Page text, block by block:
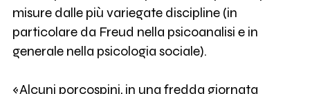
misure dalle più variegate discipline (in
particolare da Freud nella psicoanalisi e in
generale nella psicologia sociale).
«Alcuni porcospini, in una fredda giornata